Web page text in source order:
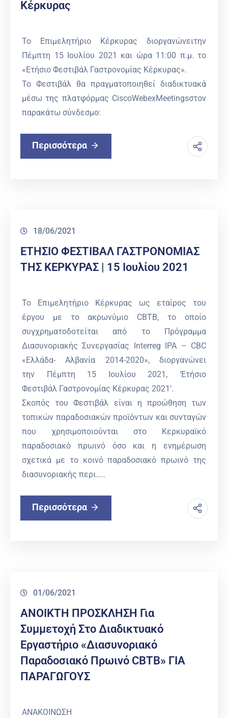
Κέρκυρας
Το Επιμελητήριο Κέρκυρας διοργανώνειτην
Πέμπτη 15 Ιουλίου 2021 και ώρα 11:00 π.μ. το
«Ετήσιο Φεστιβάλ Γαστρονομίας Κέρκυρας».
Το Φεστιβάλ θα πραγματοποιηθεί διαδικτυακά
μέσω της πλατφόρμας CiscoWebexMeetingsστον
παρακάτω σύνδεσμο:
Περισσότερα
18/06/2021
ΕΤΗΣΙΟ ΦΕΣΤΙΒΑΛ ΓΑΣΤΡΟΝΟΜΙΑΣ
ΤΗΣ ΚΕΡΚΥΡΑΣ | 15 Ιουλίου 2021
Το Επιμελητήριο Κέρκυρας ως εταίρος του
έργου με το ακρωνύμιο CBTB, το οποίο
συγχρηματοδοτείται από το Πρόγραμμα
Διασυνοριακής Συνεργασίας Interreg IPA – CBC
«Ελλάδα- Αλβανία 2014-2020», διοργανώνει
την Πέμπτη 15 Ιουλίου 2021, ‘Ετήσιο
Φεστιβάλ Γαστρονομίας Κέρκυρας 2021’.
Σκοπός του Φεστιβάλ είναι η προώθηση των
τοπικών παραδοσιακών προϊόντων και συνταγών
που χρησιμοποιούνται στο Κερκυραϊκό
παραδοσιακό πρωινό όσο και η ενημέρωση
σχετικά με το κοινό παραδοσιακό πρωινό της
διασυνοριακής περι…..
Περισσότερα
01/06/2021
ΑΝΟΙΚΤΗ ΠΡΟΣΚΛΗΣΗ Για
Συμμετοχή Στο Διαδικτυακό
Εργαστήριο «Διασυνοριακό
Παραδοσιακό Πρωινό CBTB» ΓΙΑ
ΠΑΡΑΓΩΓΟΥΣ
ΑΝΑΚΟΙΝΩΣΗ